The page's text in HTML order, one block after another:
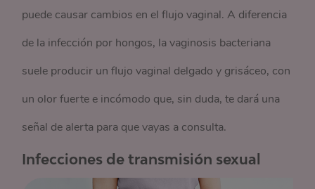
puede causar cambios en el flujo vaginal. A diferencia
de la infección por hongos, la vaginosis bacteriana
suele producir un flujo vaginal delgado y grisáceo, con
un olor fuerte e incómodo que, sin duda, te dará una
señal de alerta para que vayas a consulta.
Infecciones de transmisión sexual